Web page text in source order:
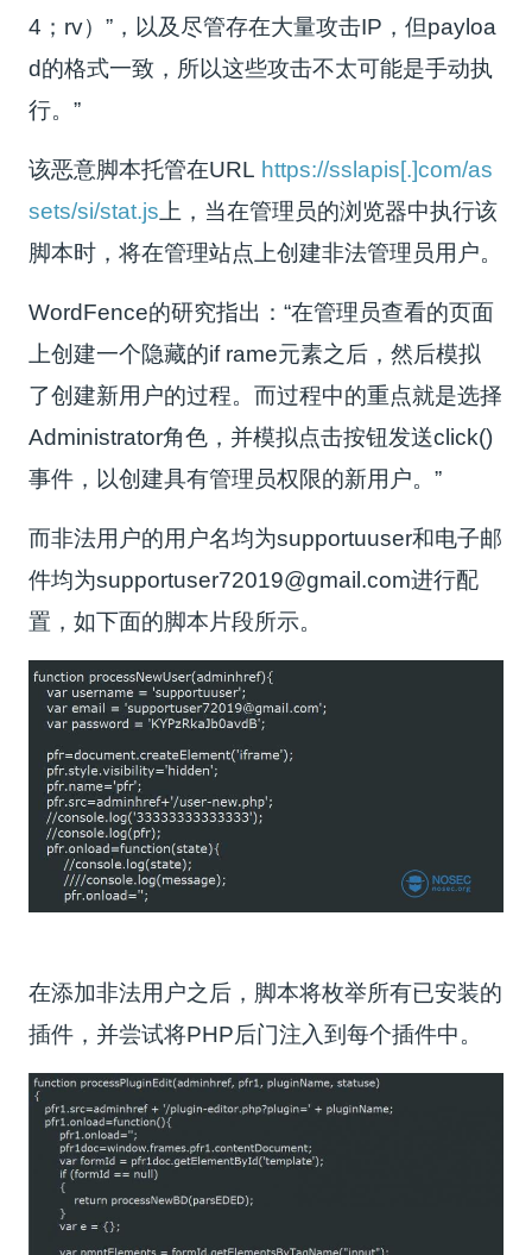
4；rv）”，以及尽管存在大量攻击IP，但payloa
d的格式一致，所以这些攻击不太可能是手动执
行。”
该恶意脚本托管在URL https://sslapis[.]com/as
sets/si/stat.js上，当在管理员的浏览器中执行该
脚本时，将在管理站点上创建非法管理员用户。
WordFence的研究指出：“在管理员查看的页面
上创建一个隐藏的if rame元素之后，然后模拟
了创建新用户的过程。而过程中的重点就是选择
Administrator角色，并模拟点击按钮发送click()
事件，以创建具有管理员权限的新用户。”
而非法用户的用户名均为supportuuser和电子邮
件均为supportuser72019@gmail.com进行配
置，如下面的脚本片段所示。
在添加非法用户之后，脚本将枚举所有已安装的
插件，并尝试将PHP后门注入到每个插件中。